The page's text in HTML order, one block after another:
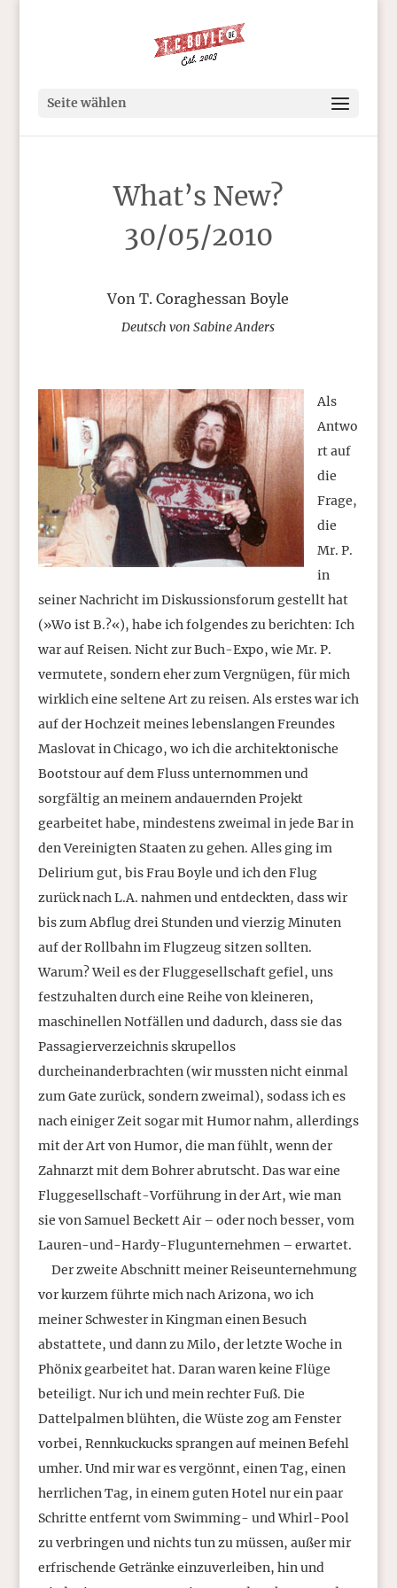
Seite wählen
What’s New?
30/05/2010
Von T. Coraghessan Boyle
Deutsch von Sabine Anders
Als
Antwo
rt auf
die
Frage,
die
Mr. P.
in
seiner Nachricht im Diskussionsforum gestellt hat
(»Wo ist B.?«), habe ich folgendes zu berichten: Ich
war auf Reisen. Nicht zur Buch-Expo, wie Mr. P.
vermutete, sondern eher zum Vergnügen, für mich
wirklich eine seltene Art zu reisen. Als erstes war ich
auf der Hochzeit meines lebenslangen Freundes
Maslovat in Chicago, wo ich die architektonische
Bootstour auf dem Fluss unternommen und
sorgfältig an meinem andauernden Projekt
gearbeitet habe, mindestens zweimal in jede Bar in
den Vereinigten Staaten zu gehen. Alles ging im
Delirium gut, bis Frau Boyle und ich den Flug
zurück nach L.A. nahmen und entdeckten, dass wir
bis zum Abflug drei Stunden und vierzig Minuten
auf der Rollbahn im Flugzeug sitzen sollten.
Warum? Weil es der Fluggesellschaft gefiel, uns
festzuhalten durch eine Reihe von kleineren,
maschinellen Notfällen und dadurch, dass sie das
Passagierverzeichnis skrupellos
durcheinanderbrachten (wir mussten nicht einmal
zum Gate zurück, sondern zweimal), sodass ich es
nach einiger Zeit sogar mit Humor nahm, allerdings
mit der Art von Humor, die man fühlt, wenn der
Zahnarzt mit dem Bohrer abrutscht. Das war eine
Fluggesellschaft-Vorführung in der Art, wie man
sie von Samuel Beckett Air – oder noch besser, vom
Lauren-und-Hardy-Flugunternehmen – erwartet.
Der zweite Abschnitt meiner Reiseunternehmung
vor kurzem führte mich nach Arizona, wo ich
meiner Schwester in Kingman einen Besuch
abstattete, und dann zu Milo, der letzte Woche in
Phönix gearbeitet hat. Daran waren keine Flüge
beteiligt. Nur ich und mein rechter Fuß. Die
Dattelpalmen blühten, die Wüste zog am Fenster
vorbei, Rennkuckucks sprangen auf meinen Befehl
umher. Und mir war es vergönnt, einen Tag, einen
herrlichen Tag, in einem guten Hotel nur ein paar
Schritte entfernt vom Swimming- und Whirl-Pool
zu verbringen und nichts tun zu müssen, außer mir
erfrischende Getränke einzuverleiben, hin und